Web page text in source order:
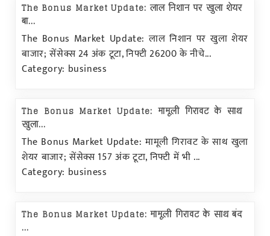
The Bonus Market Update: लाल निशान पर खुला शेयर
बा...
The Bonus Market Update: लाल निशान पर खुला शेयर
बाजार; सेंसेक्स 24 अंक टूटा, निफ्टी 26200 के नीचे...
Category: business
The Bonus Market Update: मामूली गिरावट के साथ
खुला...
The Bonus Market Update: मामूली गिरावट के साथ खुला
शेयर बाजार; सेंसेक्स 157 अंक टूटा, निफ्टी में भी ...
Category: business
The Bonus Market Update: मामूली गिरावट के साथ बंद
...